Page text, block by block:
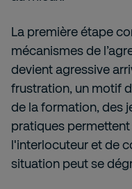
La première étape
mécanismes de
devient agressive
frustration, un motif
de la formation, des
pratiques
l'interlocuteur et de
situation peut se